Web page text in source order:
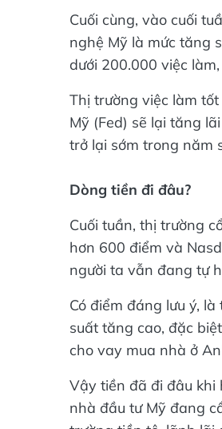
Cuối cùng, vào cuối
nghệ Mỹ là mức tăng
dưới 200.000 việc
Thị trường việc làm
Mỹ (Fed) sẽ lại tăng
trở lại sớm trong năm
Dòng tiền đi đâu?
Cuối tuần, thị trường
hơn 600 điểm và
người ta vẫn đang tự
Có điểm đáng lưu ý,
suất tăng cao, đặc
cho vay mua nhà ở
Vậy tiền đã đi đâu khi
nhà đầu tư Mỹ đang